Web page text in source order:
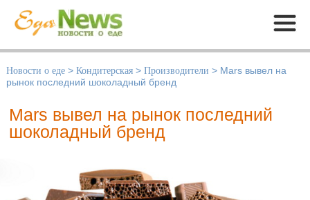
Меню
Новости о еде > Кондитерская > Производители > Mars вывел на
рынок последний шоколадный бренд
Mars вывел на рынок последний
шоколадный бренд